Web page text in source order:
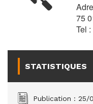
75
Tel
STATISTIQUES
Publication : 25/